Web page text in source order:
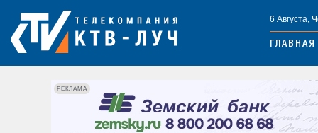
6 Августа,
ГЛАВНАЯ
РЕКЛАМА